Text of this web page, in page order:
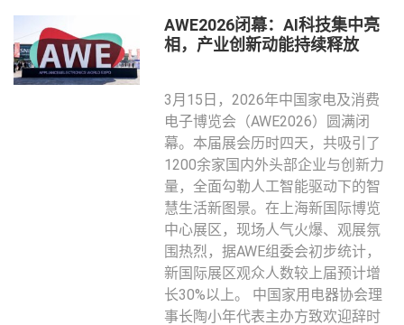
AWE2026闭幕：AI科技集中亮
相，产业创新动能持续释放
3月15日，2026年中国家电及消费
电子博览会（AWE2026）圆满闭
幕。本届展会历时四天，共吸引了
1200余家国内外头部企业与创新力
量，全面勾勒人工智能驱动下的智
慧生活新图景。在上海新国际博览
中心展区，现场人气火爆、观展氛
围热烈，据AWE组委会初步统计，
新国际展区观众人数较上届预计增
长30%以上。 中国家用电器协会理
事长陶小年代表主办方致欢迎辞时